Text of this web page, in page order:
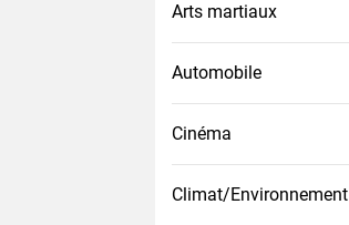
Arts martiaux
Automobile
Cinéma
Climat/Environnement